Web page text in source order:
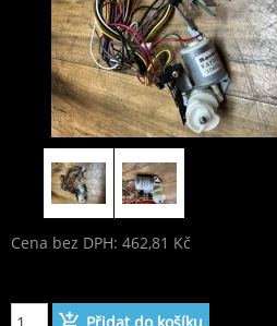
Cena bez DPH: 462,81 Kč